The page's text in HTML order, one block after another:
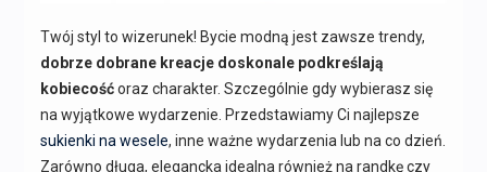
Twój styl to wizerunek! Bycie modną jest zawsze trendy,
dobrze dobrane kreacje doskonale podkreślają
kobiecośćoraz charakter. Szczególnie gdy wybierasz się
na wyjątkowe wydarzenie. Przedstawiamy Ci najlepsze
sukienki na wesele, inne ważne wydarzenia lub na co dzień.
Zarówno długa, elegancka idealna również na randkę czy